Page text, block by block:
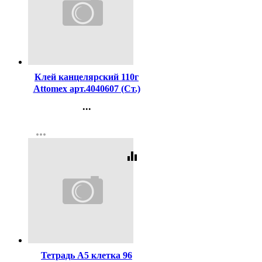
Клей канцелярский 110г
Attomex арт.4040607 (Ст.)
...
Регистрация
more_horiz
equalizer
Тетрадь А5 клетка 96